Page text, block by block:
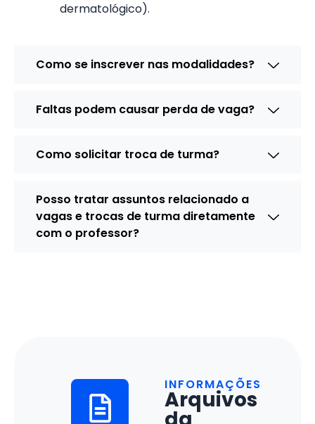
dermatológico).
Como se inscrever nas modalidades?
Faltas podem causar perda de vaga?
Como solicitar troca de turma?
Posso tratar assuntos relacionado a
vagas e trocas de turma diretamente
com o professor?
INFORMAÇÕES
Arquivos